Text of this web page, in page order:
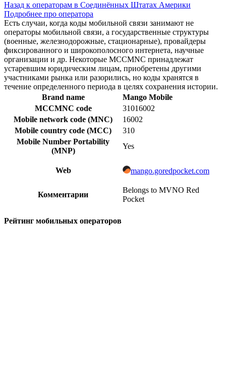
Назад к операторам в Соединённых Штатах Америки
Подробнее про оператора
Есть случаи, когда коды мобильной связи занимают не
операторы мобильной связи, а государственные структуры
(военные, железнодорожные, стационарные), провайдеры
фиксированного и широкополосного интернета, научные
организации и др. Некоторые MCCMNC принадлежат
устаревшим юридическим лицам, приобретены другими
участниками рынка или разорились, но коды хранятся в
течение определенного периода в целях сохранения истории.
Brand name
Mango Mobile
MCCMNC code
31016002
Mobile network code (MNC)
16002
Mobile country code (MCC)
310
Mobile Number Portability
(MNP)
Yes
Web mango.goredpocket.com
Комментарии
Belongs to MVNO Red
Pocket
Рейтинг мобильных операторов